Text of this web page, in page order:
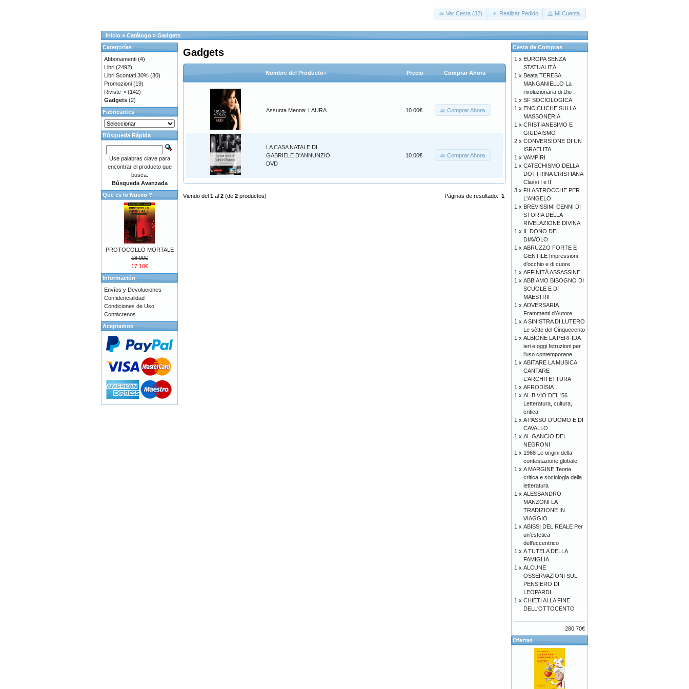
Ver Cesta (32) Realizar Pedido Mi Cuenta
Inicio » Catálogo » Gadgets
Gadgets
Nombre del Producto+ Precio Comprar Ahora
Assunta Menna: LAURA 10.00€ Comprar Ahora
LA CASA NATALE DI
GABRIELE D'ANNUNZIO
DVD
10.00€ Comprar Ahora
Páginas de resultado: 1
Viendo del 1 al 2 (de 2 productos)
Categorías
Abbonamenti (4)
Libri (2492)
Libri Scontati 30% (30)
Promozioni (19)
Riviste-> (142)
Gadgets (2)
Fabricantes
Búsqueda Rápida
Use palabras clave para
encontrar el producto que
busca.
Búsqueda Avanzada
Que es lo Nuevo ?
PROTOCOLLO MORTALE
18.00€
17.10€
Información
Envíos y Devoluciones
Confidencialidad
Condiciones de Uso
Contáctenos
Aceptamos
Cesta de Compras
1 x EUROPA SENZA
STATUALITÀ
1 x Beata TERESA
MANGANIELLO La
rivoluzionaria di Dio
1 x SF SOCIOLOGICA
1 x ENCICLICHE SULLA
MASSONERIA
1 x CRISTIANESIMO E
GIUDAISMO
2 x CONVERSIONE DI UN
ISRAELITA
1 x VAMPIRI
1 x CATECHISMO DELLA
DOTTRINA CRISTIANA
Classi I e II
3 x FILASTROCCHE PER
L'ANGELO
1 x BREVISSIMI CENNI DI
STORIA DELLA
RIVELAZIONE DIVINA
1 x IL DONO DEL
DIAVOLO
1 x ABRUZZO FORTE E
GENTILE Impressioni
d’occhio e di cuore
1 x AFFINITÀ ASSASSINE
1 x ABBIAMO BISOGNO DI
SCUOLE E DI
MAESTRI!
1 x ADVERSARIA
Frammenti d'Autore
1 x A SINISTRA DI LUTERO
Le sètte del Cinquecento
1 x ALBIONE LA PERFIDA
ieri e oggi Istruzioni per
l’uso contemporane
1 x ABITARE LA MUSICA
CANTARE
L'ARCHITETTURA
1 x AFRODISIA
1 x AL BIVIO DEL '56
Letteratura, cultura,
critica
1 x A PASSO D'UOMO E DI
CAVALLO
1 x AL GANCIO DEL
NEGRONI
1 x 1968 Le origini della
contestazione globale
1 x A MARGINE Teoria
critica e sociologia della
letteratura
1 x ALESSANDRO
MANZONI LA
TRADIZIONE IN
VIAGGIO
1 x ABISSI DEL REALE Per
un’estetica
dell’eccentrico
1 x A TUTELA DELLA
FAMIGLIA
1 x ALCUNE
OSSERVAZIONI SUL
PENSIERO DI
LEOPARDI
1 x CHIETI ALLA FINE
DELL'OTTOCENTO
280.70€
Ofertas